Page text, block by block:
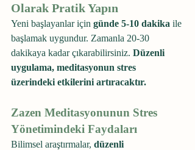
Olarak Pratik Yapın
Yeni başlayanlar için günde 5-10 dakika ile
başlamak uygundur. Zamanla 20-30
dakikaya kadar çıkarabilirsiniz. Düzenli
uygulama, meditasyonun stres
üzerindeki etkilerini artıracaktır.
Zazen Meditasyonunun Stres
Yönetimindeki Faydaları
Bilimsel araştırmalar, düzenli